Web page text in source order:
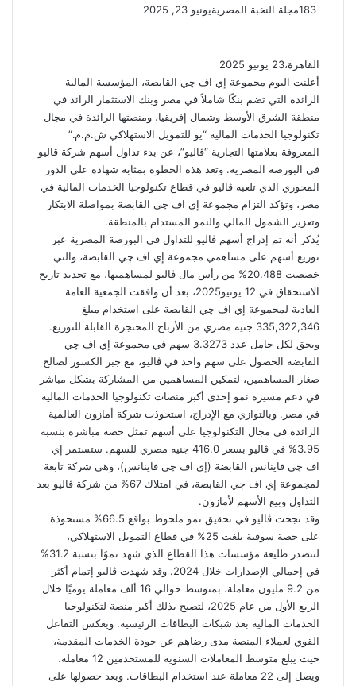
مجلة النخبة المصريةيونيو 23, 2025
القاهرة،23 يونيو 2025
أعلنت اليوم مجموعة إي اف چي القابضة، المؤسسة المالية
الرائدة التي تضم بنكًا شاملاً في مصر وبنك الاستثمار الرائد في
منطقة الشرق الأوسط وشمال إفريقيا، ومنصتها الرائدة في مجال
تكنولوجيا الخدمات المالية “يو للتمويل الاستهلاكي ش.م.م.”
المعروفة بعلامتها التجارية “ڤاليو”، عن بدء تداول أسهم شركة ڤاليو
في البورصة المصرية. وتعد هذه الخطوة بمثابة شهادة على الدور
المحوري الذي تلعبه ڤاليو في قطاع تكنولوجيا الخدمات المالية في
مصر، وتؤكد التزام مجموعة إي اف چي القابضة بمواصلة الابتكار
وتعزيز الشمول المالي والنمو المستدام بالمنطقة.
يُذكر أنه تم إدراج أسهم ڤاليو للتداول في البورصة المصرية عبر
توزيع أسهم على مساهمي مجموعة إي اف چي القابضة، والتي
خصصت 20.488% من رأس مال ڤاليو لمساهميها، مع تحديد تاريخ
الاستحقاق في 12 يونيو2025، بعد أن وافقت الجمعية العامة
العادية لمجموعة إي اف چي القابضة على استخدام مبلغ
335,322,346 جنيه مصري من الأرباح المحتجزة القابلة للتوزيع.
ويحق لكل حامل عدد 3.3273 سهم في مجموعة إي اف چي
القابضة الحصول على سهم واحد في ڤاليو، مع جبر الكسور لصالح
صغار المساهمين، لتمكين المساهمين من المشاركة بشكل مباشر
في دعم مسيرة نمو إحدى أكبر منصات تكنولوجيا الخدمات المالية
في مصر. وبالتوازي مع الإدراج، استحوذت شركة أمازون العالمية
الرائدة في مجال التكنولوجيا على أسهم تمثل حصة مباشرة بنسبة
3.95% في ڤاليو بسعر 416.0 جنيه مصري للسهم. ستستمر إي
اف چي فاينانس القابضة (إي اف چي فاينانس)، وهي شركة تابعة
لمجموعة إي اف چي القابضة، في امتلاك 67% من شركة ڤاليو بعد
التداول وبيع الأسهم لأمازون.
وقد نجحت ڤاليو في تحقيق نمو ملحوظ بواقع 66.5% مستحوذة
على حصة سوقية بلغت 25% في قطاع التمويل الاستهلاكي،
لتتصدر طليعة مؤسسات هذا القطاع الذي شهد نموًا بنسبة 31.2%
في إجمالي الإصدارات خلال 2024. وقد شهدت ڤاليو إتمام أكثر
من 9.2 مليون معاملة، بمتوسط حوالي 16 ألف معاملة يوميًا خلال
الربع الأول من عام 2025، لتصبح بذلك أكبر منصة لتكنولوجيا
الخدمات المالية بعد شبكات البطاقات الرئيسية. ويعكس التفاعل
القوي لعملاء المنصة مدى رضاهم عن جودة الخدمات المقدمة،
حيث يبلغ متوسط المعاملات السنوية للمستخدمين 12 معاملة،
ويصل إلى 22 معاملة عند استخدام البطاقات. وبعد حصولها على